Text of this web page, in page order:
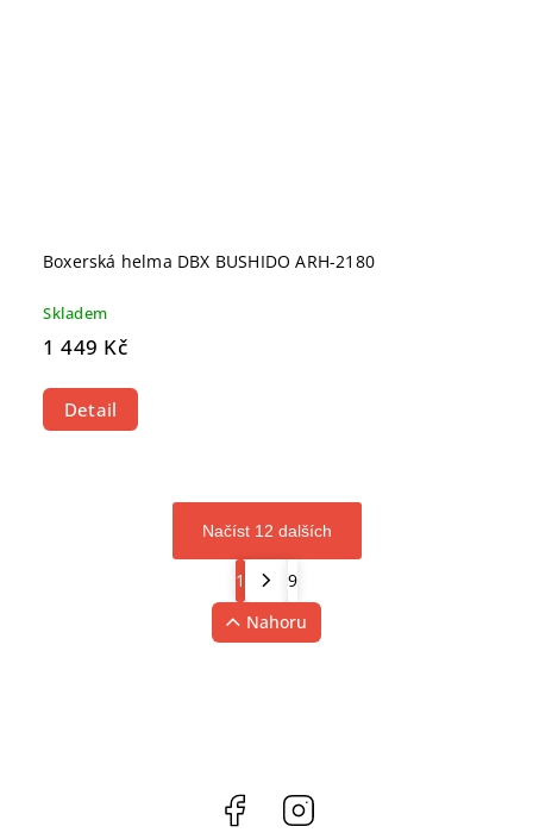
Boxerská helma DBX BUSHIDO ARH-2180
Skladem
1 449 Kč
Detail
Načíst 12 dalších
1
9
Nahoru
Facebook